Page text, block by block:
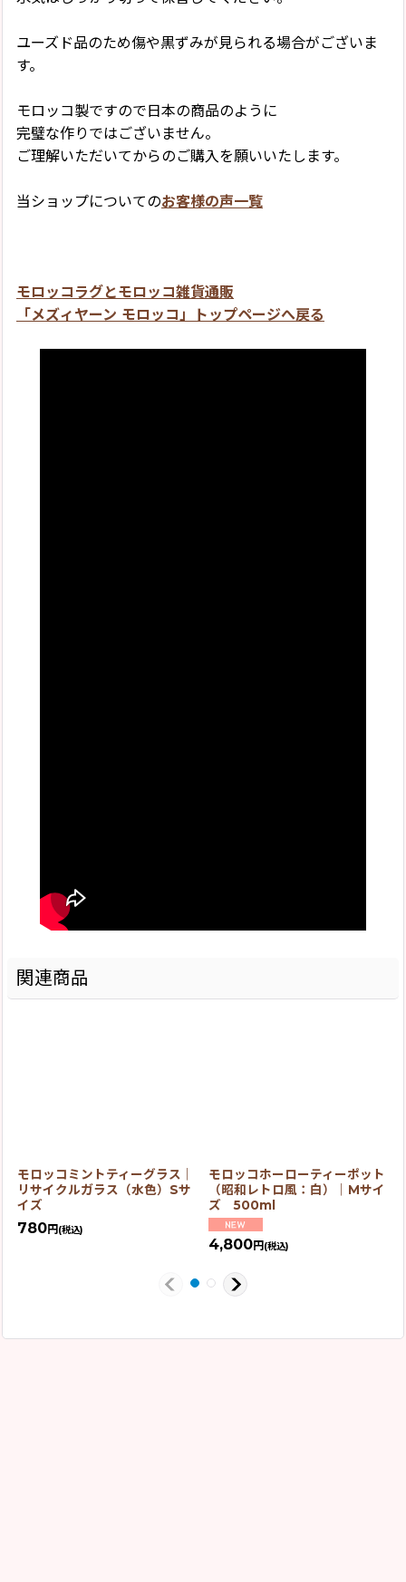
ユーズド品のため傷や黒ずみが見られる場合がございま
す。
モロッコ製ですので日本の商品のように
完璧な作りではございません。
ご理解いただいてからのご購入を願いいたします。
当ショップについてのお客様の声一覧
モロッコラグとモロッコ雑貨通販
「メズィヤーン モロッコ」トップページへ戻る
関連商品
モロッコミントティーグラス｜
リサイクルガラス（水色）Sサ
イズ
780円 (税込)
モロッコホーローティーポット
（昭和レトロ風：白）｜Mサイ
ズ 500ml
4,800円 (税込)